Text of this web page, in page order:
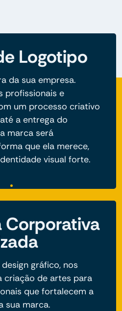
Logotipo
da sua empresa.
profissionais e
um processo criativo
a entrega do
marca será
que ela merece,
visual forte.
Corporativa
gráfico, nos
criação de artes para
que fortalecem a
sua marca.